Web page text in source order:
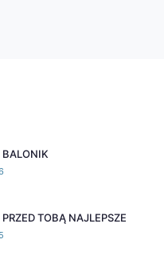
BALONIK
TOBĄ NAJLEPSZE